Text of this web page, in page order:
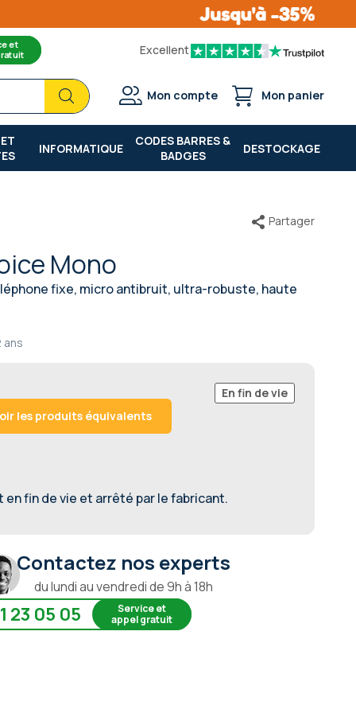
et Excellent
Chercher
Chercher
Mon compte Mon panier
INFORMATIQUE
CODES BARRES &
BADGES
DESTOCKAGE
Mono
fixe, micro antibruit, ultra-robuste, haute
ans
Partager
En fin de vie
les produits équivalents
fin de vie et arrêté par le fabricant.
Contactez nos experts
du lundi au vendredi de 9h à 18h
23 05 05
Service et
appel gratuit